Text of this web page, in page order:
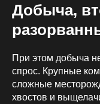
Добыча,
При этом добыча
спрос. Крупные
сложные
хвостов и